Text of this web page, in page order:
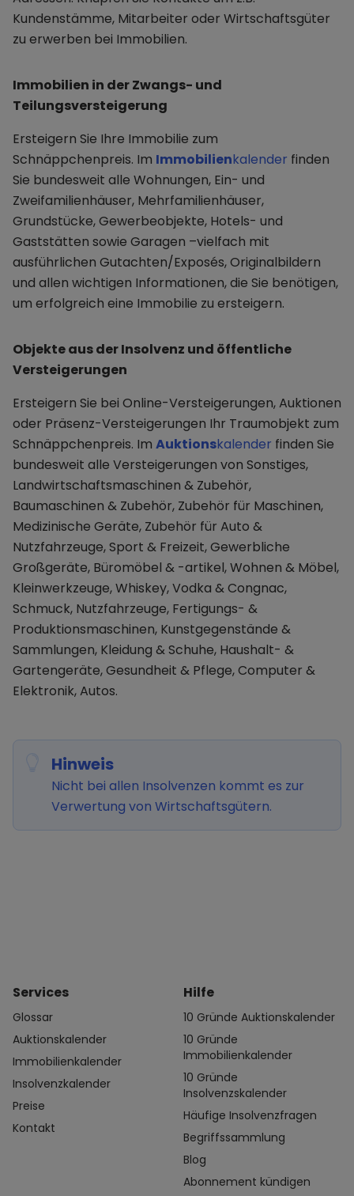
Kundenstämme, Mitarbeiter oder Wirtschaftsgüter
zu erwerben bei Immobilien.
Immobilien in der Zwangs- und
Teilungsversteigerung
Ersteigern Sie Ihre Immobilie zum
Schnäppchenpreis. Im Immobilienkalender finden
Sie bundesweit alle Wohnungen, Ein- und
Zweifamilienhäuser, Mehrfamilienhäuser,
Grundstücke, Gewerbeobjekte, Hotels- und
Gaststätten sowie Garagen –vielfach mit
ausführlichen Gutachten/Exposés, Originalbildern
und allen wichtigen Informationen, die Sie benötigen,
um erfolgreich eine Immobilie zu ersteigern.
Objekte aus der Insolvenz und öffentliche
Versteigerungen
Ersteigern Sie bei Online-Versteigerungen, Auktionen
oder Präsenz-Versteigerungen Ihr Traumobjekt zum
Schnäppchenpreis. Im Auktionskalender finden Sie
bundesweit alle Versteigerungen von Sonstiges,
Landwirtschaftsmaschinen & Zubehör,
Baumaschinen & Zubehör, Zubehör für Maschinen,
Medizinische Geräte, Zubehör für Auto &
Nutzfahrzeuge, Sport & Freizeit, Gewerbliche
Großgeräte, Büromöbel & -artikel, Wohnen & Möbel,
Kleinwerkzeuge, Whiskey, Vodka & Congnac,
Schmuck, Nutzfahrzeuge, Fertigungs- &
Produktionsmaschinen, Kunstgegenstände &
Sammlungen, Kleidung & Schuhe, Haushalt- &
Gartengeräte, Gesundheit & Pflege, Computer &
Elektronik, Autos.
Hinweis
Nicht bei allen Insolvenzen kommt es zur
Verwertung von Wirtschaftsgütern.
Services
Glossar
Auktionskalender
Immobilienkalender
Insolvenzkalender
Preise
Kontakt
Hilfe
10 Gründe Auktionskalender
10 Gründe
Immobilienkalender
10 Gründe
Insolvenzskalender
Häufige Insolvenzfragen
Begriffssammlung
Blog
Abonnement kündigen